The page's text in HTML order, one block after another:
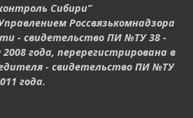
Сибири”
Россвязькомнадзора
- свидетельство ПИ №ТУ 38 -
года, перерегистрирована в
- свидетельство ПИ №ТУ
года.